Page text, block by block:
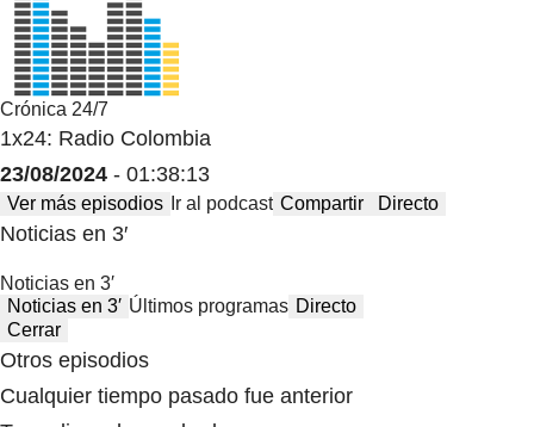
Crónica 24/7
1x24: Radio Colombia
23/08/2024 - 01:38:13
Ver más episodios Ir al podcast Compartir Directo
Noticias en 3′
Noticias en 3′
Noticias en 3′ Últimos programas Directo
Cerrar
Otros episodios
Cualquier tiempo pasado fue anterior